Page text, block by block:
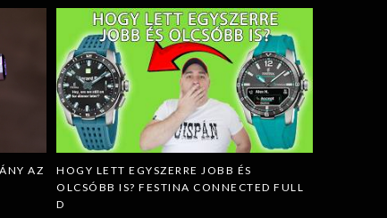
AZ
HOGY LETT EGYSZERRE JOBB ÉS
OLCSÓBB IS? FESTINA CONNECTED FULL
D